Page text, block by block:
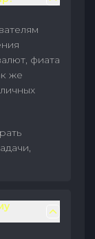
фиата
же